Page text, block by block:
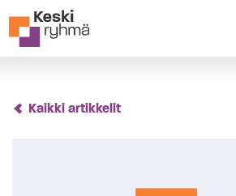
Siirry sisältöön
Kaikki artikkelit